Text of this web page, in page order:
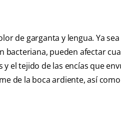
de garganta y lengua. Ya
pueden afectar
el tejido de las encías que
de la boca ardiente, así